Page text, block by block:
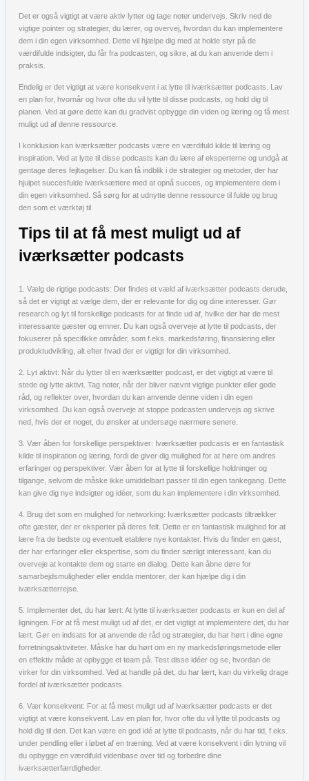
Det er også vigtigt at være aktiv lytter og tage noter undervejs. Skriv ned de
vigtige pointer og strategier, du lærer, og overvej, hvordan du kan implementere
dem i din egen virksomhed. Dette vil hjælpe dig med at holde styr på de
værdifulde indsigter, du får fra podcasten, og sikre, at du kan anvende dem i
praksis.
Endelig er det vigtigt at være konsekvent i at lytte til iværksætter podcasts. Lav
en plan for, hvornår og hvor ofte du vil lytte til disse podcasts, og hold dig til
planen. Ved at gøre dette kan du gradvist opbygge din viden og læring og få mest
muligt ud af denne ressource.
I konklusion kan iværksætter podcasts være en værdifuld kilde til læring og
inspiration. Ved at lytte til disse podcasts kan du lære af eksperterne og undgå at
gentage deres fejltagelser. Du kan få indblik i de strategier og metoder, der har
hjulpet succesfulde iværksættere med at opnå succes, og implementere dem i
din egen virksomhed. Så sørg for at udnytte denne ressource til fulde og brug
den som et værktøj til
Tips til at få mest muligt ud af
iværksætter podcasts
1. Vælg de rigtige podcasts: Der findes et væld af iværksætter podcasts derude,
så det er vigtigt at vælge dem, der er relevante for dig og dine interesser. Gør
research og lyt til forskellige podcasts for at finde ud af, hvilke der har de mest
interessante gæster og emner. Du kan også overveje at lytte til podcasts, der
fokuserer på specifikke områder, som f.eks. markedsføring, finansiering eller
produktudvikling, alt efter hvad der er vigtigt for din virksomhed.
2. Lyt aktivt: Når du lytter til en iværksætter podcast, er det vigtigt at være til
stede og lytte aktivt. Tag noter, når der bliver nævnt vigtige punkter eller gode
råd, og reflekter over, hvordan du kan anvende denne viden i din egen
virksomhed. Du kan også overveje at stoppe podcasten undervejs og skrive
ned, hvis der er noget, du ønsker at undersøge nærmere senere.
3. Vær åben for forskellige perspektiver: Iværksætter podcasts er en fantastisk
kilde til inspiration og læring, fordi de giver dig mulighed for at høre om andres
erfaringer og perspektiver. Vær åben for at lytte til forskellige holdninger og
tilgange, selvom de måske ikke umiddelbart passer til din egen tankegang. Dette
kan give dig nye indsigter og idéer, som du kan implementere i din virksomhed.
4. Brug det som en mulighed for networking: Iværksætter podcasts tiltrækker
ofte gæster, der er eksperter på deres felt. Dette er en fantastisk mulighed for at
lære fra de bedste og eventuelt etablere nye kontakter. Hvis du finder en gæst,
der har erfaringer eller ekspertise, som du finder særligt interessant, kan du
overveje at kontakte dem og starte en dialog. Dette kan åbne døre for
samarbejdsmuligheder eller endda mentorer, der kan hjælpe dig i din
iværksætterrejse.
5. Implementer det, du har lært: At lytte til iværksætter podcasts er kun en del af
ligningen. For at få mest muligt ud af det, er det vigtigt at implementere det, du har
lært. Gør en indsats for at anvende de råd og strategier, du har hørt i dine egne
forretningsaktiviteter. Måske har du hørt om en ny markedsføringsmetode eller
en effektiv måde at opbygge et team på. Test disse idéer og se, hvordan de
virker for din virksomhed. Ved at handle på det, du har lært, kan du virkelig drage
fordel af iværksætter podcasts.
6. Vær konsekvent: For at få mest muligt ud af iværksætter podcasts er det
vigtigt at være konsekvent. Lav en plan for, hvor ofte du vil lytte til podcasts og
hold dig til den. Det kan være en god idé at lytte til podcasts, når du har tid, f.eks.
under pendling eller i løbet af en træning. Ved at være konsekvent i din lytning vil
du opbygge en værdifuld videnbase over tid og forbedre dine
iværksætterfærdigheder.